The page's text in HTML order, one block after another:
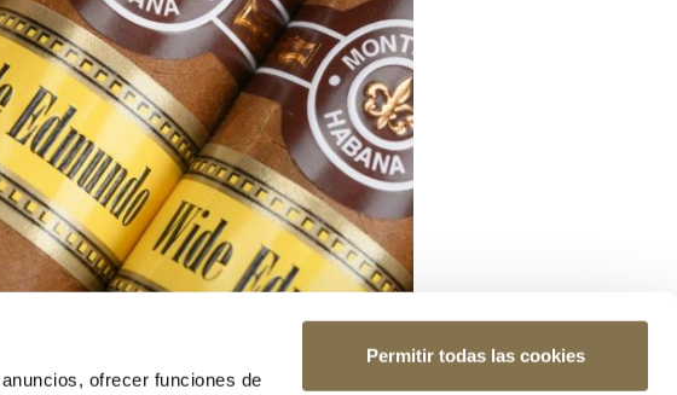
ofrecer funciones de
Permitir todas las cookies